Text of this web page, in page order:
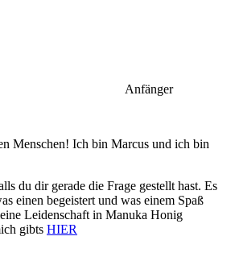
Anfänger
Menschen! Ich bin Marcus und ich bin
du dir gerade die Frage gestellt hast. Es
einen begeistert und was einem Spaß
Leidenschaft in Manuka Honig
gibts HIER